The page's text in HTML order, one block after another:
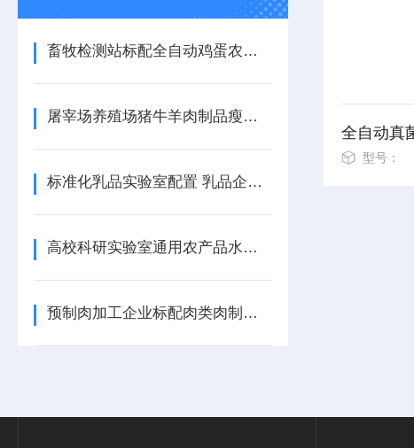
畜牧检测站标配全自动鸡蛋农兽药残留检测仪 一站式筛查鸡蛋抗生素兽药残留
屠宰场养殖场猪牛羊肉制品瘦肉精检测仪选型指南 肉类违禁残留快速筛查仪器
标准化乳品实验室配置 乳品企业牛奶蛋白质含量分析仪厂家直供选型方案
高校科研实验室通用农产品水果蔬菜农药残留检测仪 食品质检实验室快检设备
预制肉加工企业标配肉类肉制品瘦肉精检测仪 生鲜商超肉类违禁残留检测设备
型号：